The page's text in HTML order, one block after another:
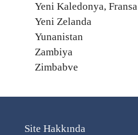
Yeni Kaledonya, Fransa
Yeni Zelanda
Yunanistan
Zambiya
Zimbabve
Site Hakkında